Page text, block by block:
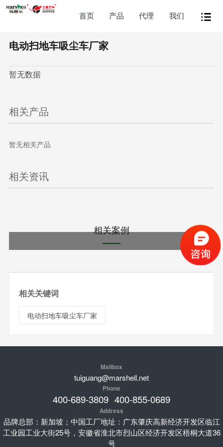
首页 产品 代理 我们
电动扫地车吸尘车厂家
暂无数据
相关产品
暂无相关产品
相关资讯
相关案例
相关关键词
电动扫地车吸尘车厂家
Mailbox
tuiguang@marshell.net
Phone
400-689-3809 400-855-0689
Address
品牌总部：新加坡；中国工厂地址：广东肇庆高新经济开发区临江
工业园工业大街25号，安徽省淮北市烈山区经济开发区梧桐大道36
号